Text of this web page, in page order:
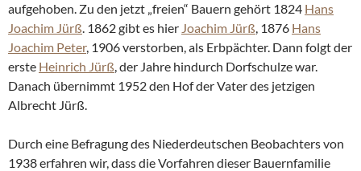
aufgehoben. Zu den jetzt „freien“ Bauern gehört 1824 Hans
Joachim Jürß. 1862 gibt es hier Joachim Jürß, 1876 Hans
Joachim Peter, 1906 verstorben, als Erbpächter. Dann folgt der
erste Heinrich Jürß, der Jahre hindurch Dorfschulze war.
Danach übernimmt 1952 den Hof der Vater des jetzigen
Albrecht Jürß.
Durch eine Befragung des Niederdeutschen Beobachters von
1938 erfahren wir, dass die Vorfahren dieser Bauernfamilie